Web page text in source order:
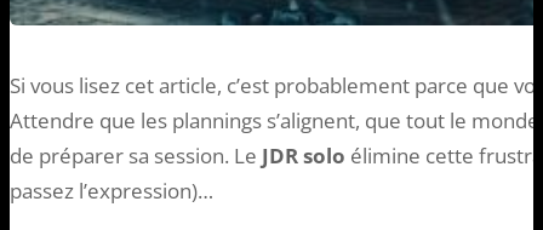
Si vous lisez cet article, c’est probablement parce que
Attendre que les plannings s’alignent, que tout le
de préparer sa session. Le JDR solo élimine cette
passez l’expression)…